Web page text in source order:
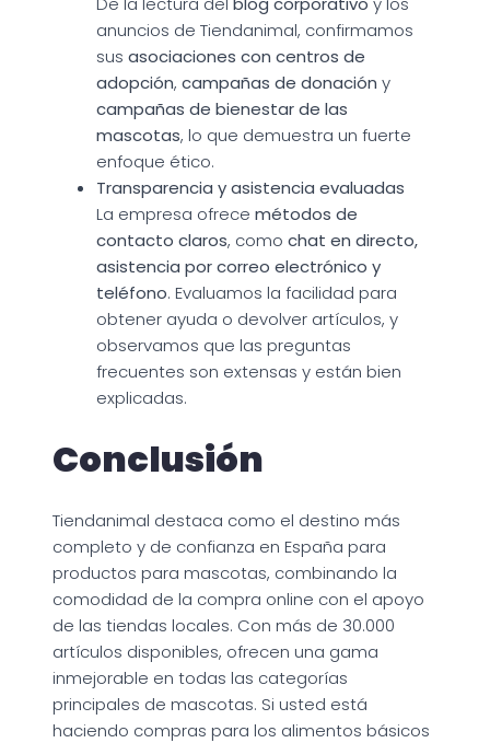
anuncios de Tiendanimal, confirmamos
sus asociaciones con centros de
adopción, campañas de donación y
campañas de bienestar de las
mascotas, lo que demuestra un fuerte
enfoque ético.
Transparencia y asistencia evaluadas
La empresa ofrece métodos de
contacto claros, como chat en directo,
asistencia por correo electrónico y
teléfono. Evaluamos la facilidad para
obtener ayuda o devolver artículos, y
observamos que las preguntas
frecuentes son extensas y están bien
explicadas.
Conclusión
Tiendanimal destaca como el destino más
completo y de confianza en España para
productos para mascotas, combinando la
comodidad de la compra online con el apoyo
de las tiendas locales. Con más de 30.000
artículos disponibles, ofrecen una gama
inmejorable en todas las categorías
principales de mascotas. Si usted está
haciendo compras para los alimentos básicos